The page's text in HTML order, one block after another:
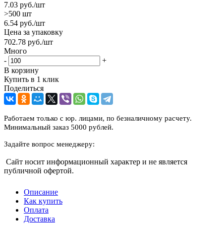
7.03 руб./шт
>500 шт
6.54 руб./шт
Цена за упаковку
702.78 руб./шт
Много
-
+
В корзину
Купить в 1 клик
Поделиться
Работаем только с юр. лицами, по безналичному расчету.
Минимальный заказ 5000 рублей.
Задайте вопрос менеджеру:
Сайт носит информационный характер и не является
публичной офертой.
Описание
Как купить
Оплата
Доставка